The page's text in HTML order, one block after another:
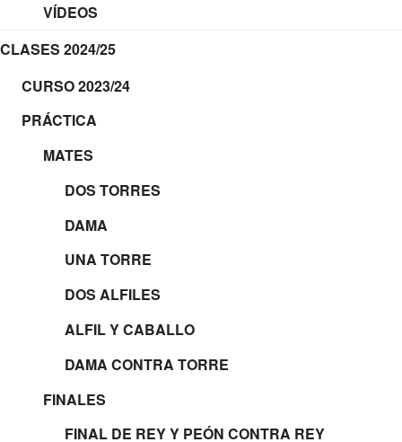
VÍDEOS
CLASES 2024/25
CURSO 2023/24
PRÁCTICA
MATES
DOS TORRES
DAMA
UNA TORRE
DOS ALFILES
ALFIL Y CABALLO
DAMA CONTRA TORRE
FINALES
FINAL DE REY Y PEÓN CONTRA REY